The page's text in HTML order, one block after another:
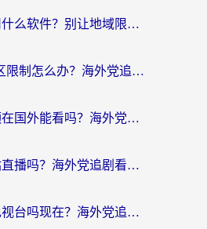
在海外听音乐用什么软件？别让地域限制断了你的华语歌单
芒果TV海外地区限制怎么办？海外党追剧看片的实用加速器选择指南
腾讯缓存的视频在国外能看吗？海外党追剧看片的终极解决方案
国外看不了咪咕直播吗？海外党追剧看片的加速器选择指南
国外能看中央电视台吗现在？海外党追剧看央视的实用指南